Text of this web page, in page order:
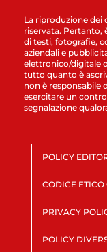
La riproduzione dei
riservata. Pertanto,
di testi, fotografie,
aziendali e
elettronico/digitale
tutto quanto è
non è responsabile
esercitare un
segnalazione
POLICY
CODICE
PRIVACY
POLICY